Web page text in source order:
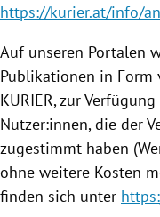
https://kurier.at/info/
Auf unseren Portalen
Publikationen in Form
KURIER, zur
Nutzer:innen, die der
zugestimmt haben
ohne weitere Kosten
finden sich unter